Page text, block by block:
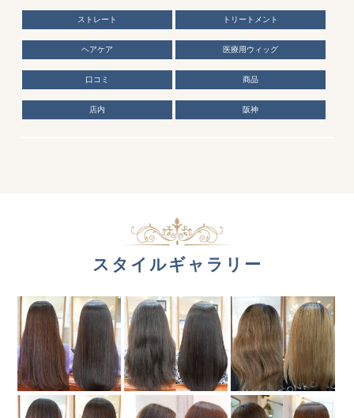
ストレート トリートメント
ヘアケア 医療用ウィッグ
口コミ 商品
店内 阪神
スタイルギャラリー